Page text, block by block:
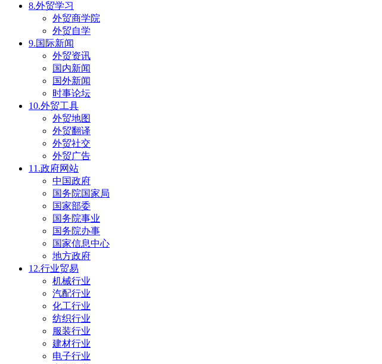
8.外贸学习
外贸商学院
外贸自学
9.国际新闻
外贸资讯
国内新闻
国外新闻
时事论坛
10.外贸工具
外贸地图
外贸翻译
外贸社交
外贸广告
11.政府网站
中国政府
国务院国家局
国家部委
国务院事业
国务院办事
国家信息中心
地方政府
12.行业贸易
机械行业
汽配行业
化工行业
纺织行业
服装行业
建材行业
电子行业